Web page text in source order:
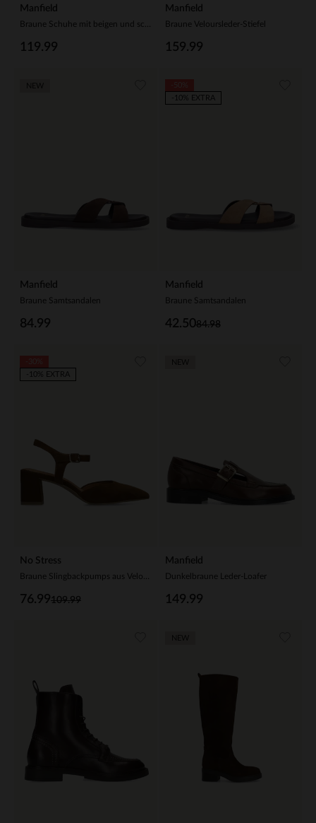
Manfield
119.99
Manfield
Braune Veloursleder-Stiefel
159.99
Manfield
Braune Samtsandalen
84.99
Manfield
Braune Samtsandalen
84.98
42.50
-10% EXTRA
No Stress
109.99
76.99
-10% EXTRA
Manfield
Dunkelbraune Leder-Loafer
149.99